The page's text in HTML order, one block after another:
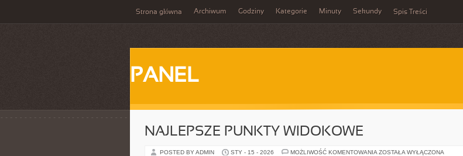
Strona główna Archiwum Godziny Kategorie Minuty Sekundy Spis Treści
PANEL
NAJLEPSZE PUNKTY WIDOKOWE
POSTED BY ADMIN STY - 15 - 2026 MOŻLIWOŚĆ KOMENTOWANIA NAJLEPSZE
ZOSTAŁA WYŁĄCZONA